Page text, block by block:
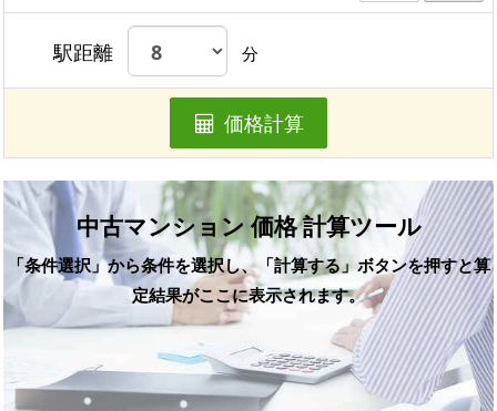
駅距離 分
価格計算
中古マンション 価格 計算ツール
「条件選択」から条件を選択し、「計算する」ボタンを押すと算
定結果がここに表示されます。